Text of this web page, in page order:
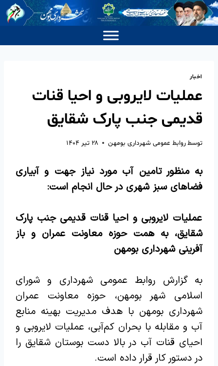
اخبار
عملیات لایروبی و احیا قنات
قدیمی جنب پارک شقایق
توسطروابط عمومی شهرداری بومهن ۲۸ تیر ۱۴۰۴
به منظور تامین آب مورد نیاز جهت و آبیاری
فضاهای سبز شهری در حال انجام است:
عملیات لایروبی و احیا قنات قدیمی جنب پارک
شقایق، به همت حوزه معاونت عمران و باز
آفرینی شهرداری بومهن
به گزارش روابط عمومی شهرداری و شورای
اسلامی شهر بومهن، حوزه معاونت عمران
شهرداری بومهن با هدف مدیریت بهینه منابع
آب و مقابله با بحران کم‌آبی، عملیات لایروبی و
احیای قنات آب در بالا دست بوستان شقایق را
در دستور کار قرار داده است.